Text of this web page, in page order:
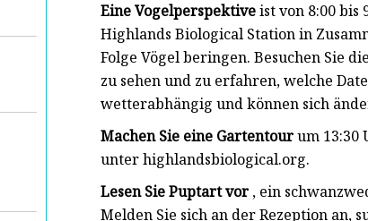
Eine Vogelperspektiveist von 8:00 bis
Highlands Biological Station in
Folge Vögel beringen. Besuchen Sie
zu sehen und zu erfahren, welche
wetterabhängig und können sich
Machen Sie eine Gartentourum 13:30
unter highlandsbiological.org.
Lesen Sie Puptart vor , ein
Melden Sie sich an der Rezeption an,